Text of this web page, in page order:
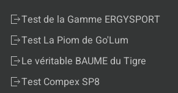
Test de la Gamme ERGYSPORT
Test La Piom de Go'Lum
Le véritable BAUME du Tigre
Test Compex SP8